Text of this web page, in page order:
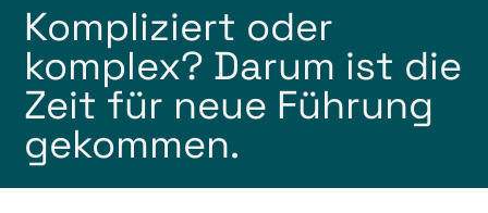
Kompliziert oder
komplex? Darum ist die
Zeit für neue Führung
gekommen.